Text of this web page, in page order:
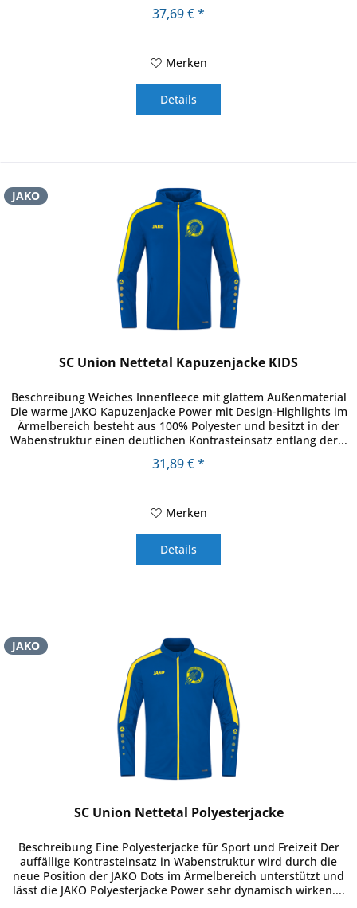
37,69 € *
Merken
Details
JAKO
SC Union Nettetal Kapuzenjacke KIDS
Beschreibung Weiches Innenfleece mit glattem Außenmaterial
Die warme JAKO Kapuzenjacke Power mit Design-Highlights im
Ärmelbereich besteht aus 100% Polyester und besitzt in der
Wabenstruktur einen deutlichen Kontrasteinsatz entlang der...
31,89 € *
Merken
Details
JAKO
SC Union Nettetal Polyesterjacke
Beschreibung Eine Polyesterjacke für Sport und Freizeit Der
auffällige Kontrasteinsatz in Wabenstruktur wird durch die
neue Position der JAKO Dots im Ärmelbereich unterstützt und
lässt die JAKO Polyesterjacke Power sehr dynamisch wirken....